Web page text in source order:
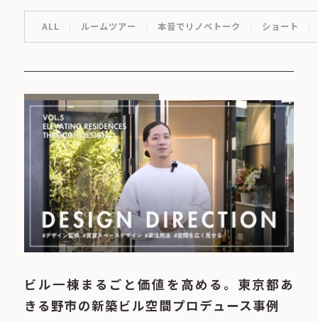
ALL ルームツアー 本音でリノベトーク ショート
ビル一棟まるごと価値を高める。東京都あ
きる野市の新築ビル空間プロデュース事例